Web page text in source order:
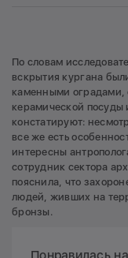
По словам
вскрытия кургана
каменными оградами,
керамической посуды
констатируют:
все же есть
интересны
сотрудник сектора
пояснила, что
людей, живших на
бронзы.